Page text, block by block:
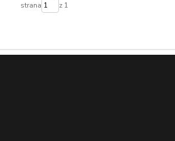
strana z 1